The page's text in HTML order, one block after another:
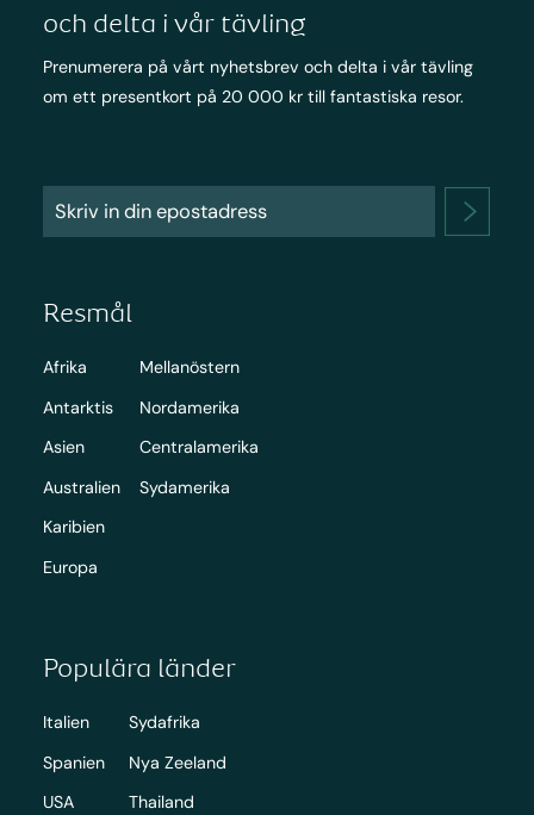
och delta i vår tävling
Prenumerera på vårt nyhetsbrev och delta i vår tävling
om ett presentkort på 20 000 kr till fantastiska resor.
Resmål
Afrika
Antarktis
Asien
Australien
Karibien
Europa
Mellanöstern
Nordamerika
Centralamerika
Sydamerika
Populära länder
Italien
Spanien
USA
Sydafrika
Nya Zeeland
Thailand